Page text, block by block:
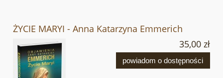
ŻYCIE MARYI - Anna Katarzyna Emmerich
35,00 zł
powiadom o dostępności